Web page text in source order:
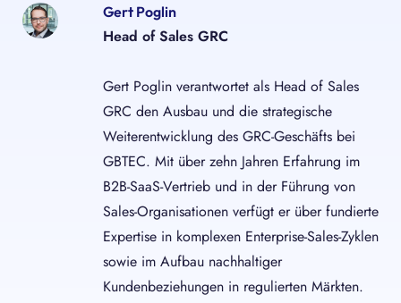
Gert Poglin
Head of Sales GRC
Gert Poglin verantwortet als Head of Sales
GRC den Ausbau und die strategische
Weiterentwicklung des GRC-Geschäfts bei
GBTEC. Mit über zehn Jahren Erfahrung im
B2B-SaaS-Vertrieb und in der Führung von
Sales-Organisationen verfügt er über fundierte
Expertise in komplexen Enterprise-Sales-Zyklen
sowie im Aufbau nachhaltiger
Kundenbeziehungen in regulierten Märkten.